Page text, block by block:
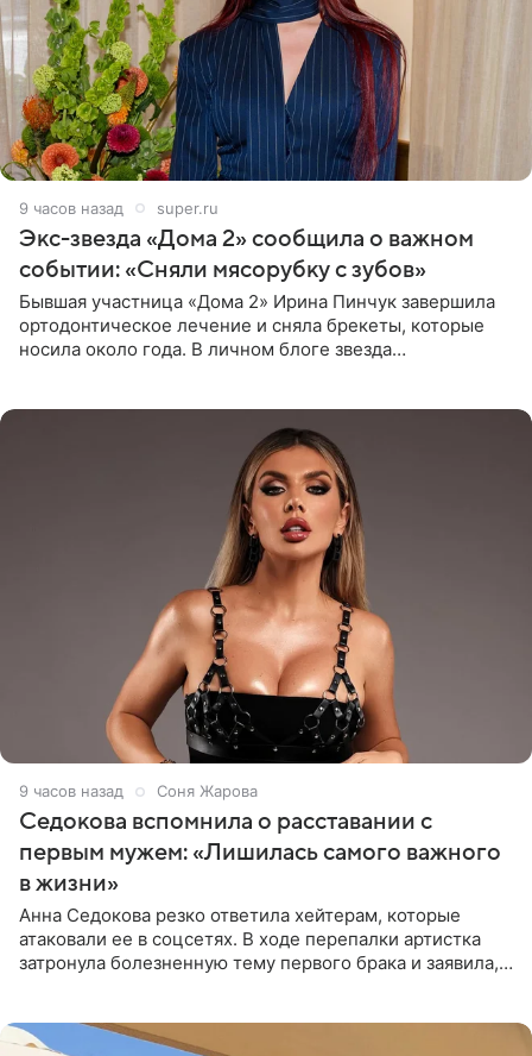
9 часов назад super.ru
Экс-звезда «Дома 2» сообщила о важном
событии: «Сняли мясорубку с зубов»
Бывшая участница «Дома 2» Ирина Пинчук завершила
ортодонтическое лечение и сняла брекеты, которые
носила около года. В личном блоге звезда
9 часов назад Соня Жарова
Седокова вспомнила о расставании с
первым мужем: «Лишилась самого важного
в жизни»
Анна Седокова резко ответила хейтерам, которые
атаковали ее в соцсетях. В ходе перепалки артистка
затронула болезненную тему первого брака и заявила,